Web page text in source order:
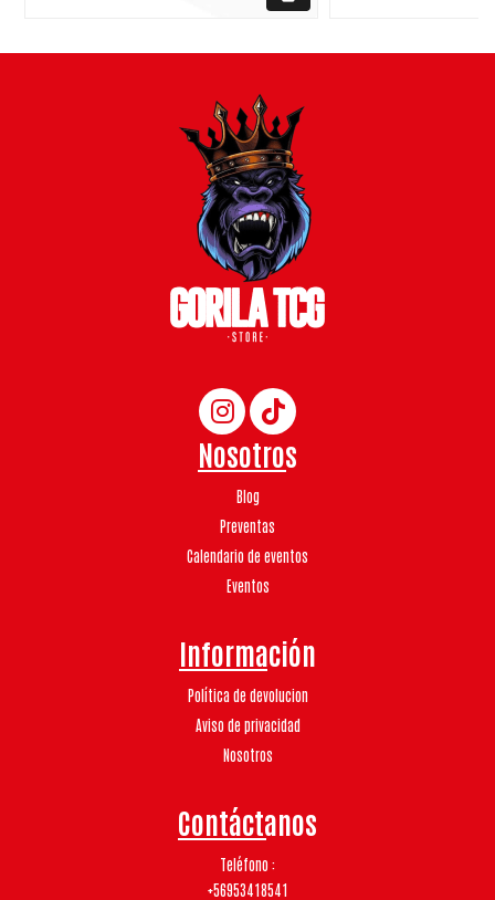
Nosotros
Blog
Preventas
Calendario de eventos
Eventos
Información
Política de devolucion
Aviso de privacidad
Nosotros
Contáctanos
Teléfono
+56953418541